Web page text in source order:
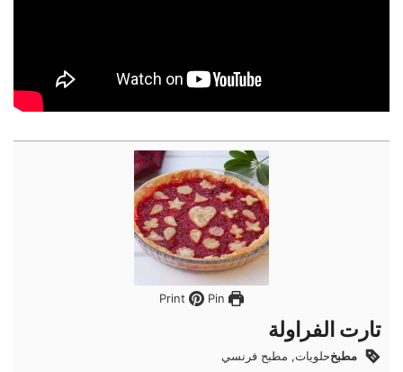
Pin
تارت الفراولة
مطبخحلويات, مطبح فرنسي